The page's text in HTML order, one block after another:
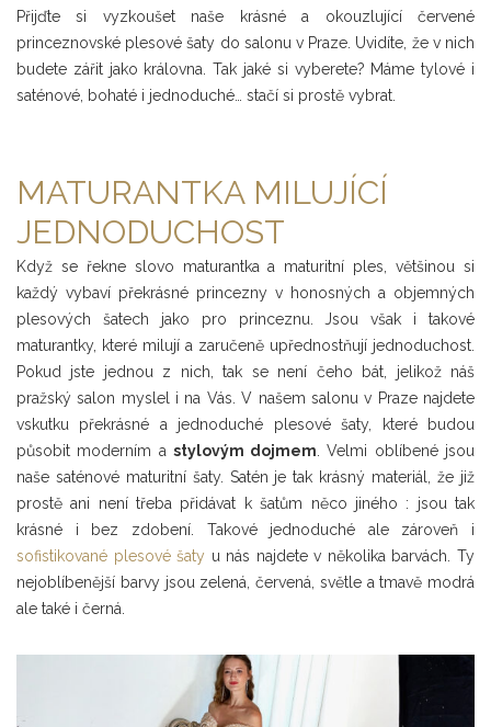
Přijďte si vyzkoušet naše krásné a okouzlující červené
princeznovské plesové šaty do salonu v Praze. Uvidíte, že v nich
budete zářit jako královna. Tak jaké si vyberete? Máme tylové i
saténové, bohaté i jednoduché… stačí si prostě vybrat.
MATURANTKA MILUJÍCÍ
JEDNODUCHOST
Když se řekne slovo maturantka a maturitní ples, většinou si
každý vybaví překrásné princezny v honosných a objemných
plesových šatech jako pro princeznu. Jsou však i takové
maturantky, které milují a zaručeně upřednostňují jednoduchost.
Pokud jste jednou z nich, tak se není čeho bát, jelikož náš
pražský salon myslel i na Vás. V našem salonu v Praze najdete
vskutku překrásné a jednoduché plesové šaty, které budou
působit moderním a stylovým dojmem . Velmi oblíbené jsou
naše saténové maturitní šaty. Satén je tak krásný materiál, že již
prostě ani není třeba přidávat k šatům něco jiného : jsou tak
krásné i bez zdobení. Takové jednoduché ale zároveň i
sofistikované plesové šaty u nás najdete v několika barvách. Ty
nejoblíbenější barvy jsou zelená, červená, světle a tmavě modrá
ale také i černá.